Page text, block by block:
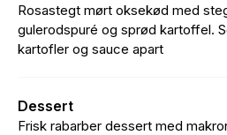
Rosastegt mørt oksekød med
gulerodspuré og sprød kartoffel.
kartofler og sauce apart
Dessert
Frisk rabarber dessert med